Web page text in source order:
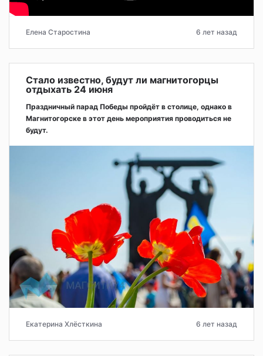
Елена Старостина 6 лет назад
Стало известно, будут ли магнитогорцы
отдыхать 24 июня
Праздничный парад Победы пройдёт в столице, однако в
Магнитогорске в этот день мероприятия проводиться не
будут.
Екатерина Хлёсткина 6 лет назад